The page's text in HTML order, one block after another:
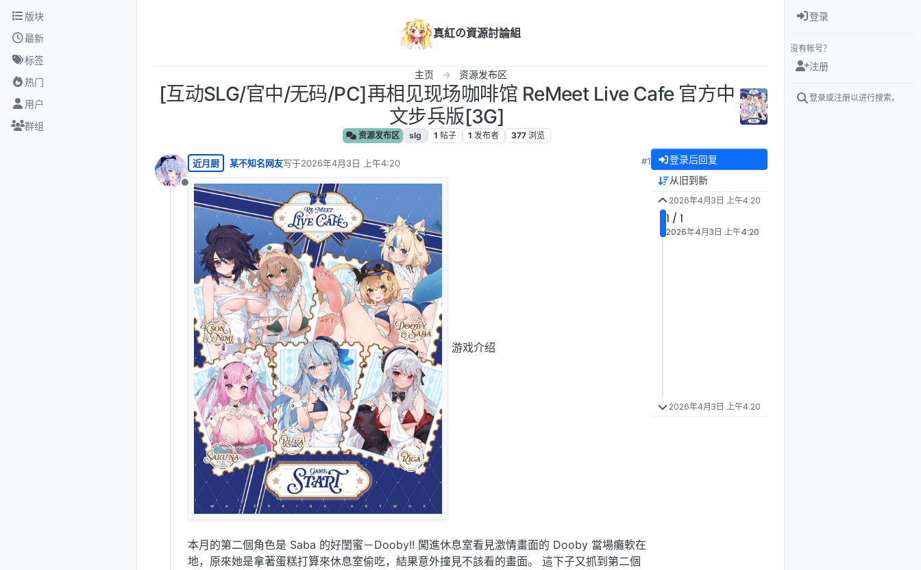
跳转至内容
版块
最新
标签
热门
用户
群组
真紅の資源討論組
主页 资源发布区
[互动SLG/官中/无码/PC]再相见现场咖啡馆 ReMeet Live Cafe 官方中
文步兵版[3G]
资源发布区 slg 1 帖子 1 发布者 377 浏览
离线
近月厨 某不知名网友写于2026年4月3日 上午4:20
最后由 编辑
#1
游戏介绍
本月的第二個角色是 Saba 的好閨蜜－Dooby!! 闖進休息室看見激情畫面的 Dooby 當場癱軟在
地，原來她是拿著蛋糕打算來休息室偷吃，結果意外撞見不該看的畫面。 這下子又抓到第二個
登录后回复
从旧到新
2026年4月3日 上午4:20
1 / 1
2026年4月3日 上午4:20
2026年4月3日 上午4:20
登录
没有帐号？
注册
登录或注册以进行搜索。